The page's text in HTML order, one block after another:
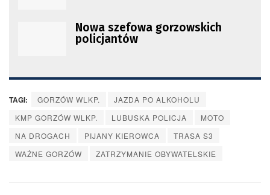
Nowa szefowa gorzowskich
policjantów
TAGI: GORZÓW WLKP.
JAZDA PO ALKOHOLU
KMP GORZÓW WLKP.
LUBUSKA POLICJA
MOTO
NA DROGACH
PIJANY KIEROWCA
TRASA S3
WAŻNE GORZÓW
ZATRZYMANIE OBYWATELSKIE